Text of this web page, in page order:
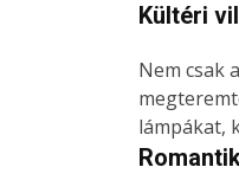
Kültéri
Nem csak
lámpákat,